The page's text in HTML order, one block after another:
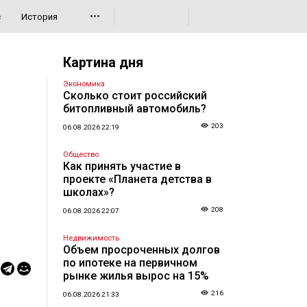
История •••
Картина дня
Экономика
Сколько стоит российский
битопливный автомобиль?
06.08.2026 22:19 203
Общество
Как принять участие в
проекте «Планета детства в
школах»?
06.08.2026 22:07 208
Недвижимость
Объем просроченных долгов
по ипотеке на первичном
рынке жилья вырос на 15%
06.08.2026 21:33 216